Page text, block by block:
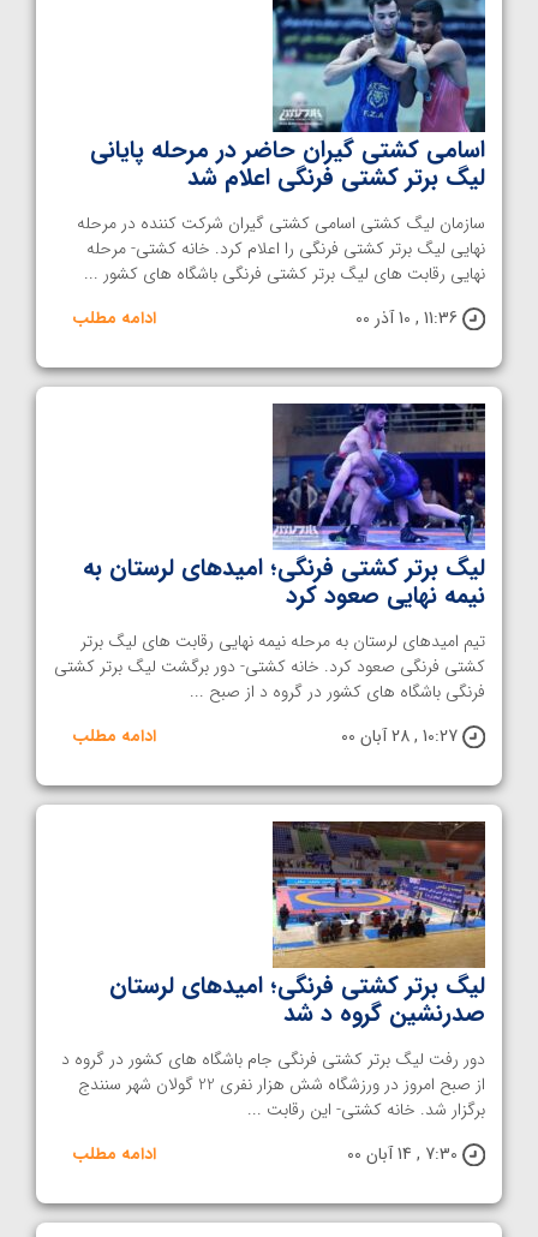
اسامی کشتی گیران حاضر در مرحله پایانی
لیگ برتر کشتی فرنگی اعلام شد
سازمان لیگ کشتی اسامی کشتی گیران شرکت کننده در مرحله
نهایی لیگ برتر کشتی فرنگی را اعلام کرد. خانه کشتی- مرحله
نهایی رقابت های لیگ برتر کشتی فرنگی باشگاه های کشور ...
11:36 , 10 آذر 00
ادامه مطلب
لیگ برتر کشتی فرنگی؛ امیدهای لرستان به
نیمه نهایی صعود کرد
تیم امیدهای لرستان به مرحله نیمه نهایی رقابت های لیگ برتر
کشتی فرنگی صعود کرد. خانه کشتی- دور برگشت لیگ برتر کشتی
فرنگی باشگاه های کشور در گروه د از صبح ...
10:27 , 28 آبان 00
ادامه مطلب
لیگ برتر کشتی فرنگی؛ امیدهای لرستان
صدرنشین گروه د شد
دور رفت لیگ برتر کشتی فرنگی جام باشگاه های کشور در گروه د
از صبح امروز در ورزشگاه شش هزار نفری 22 گولان شهر سنندج
برگزار شد. خانه کشتی- این رقابت ...
7:30 , 14 آبان 00
ادامه مطلب